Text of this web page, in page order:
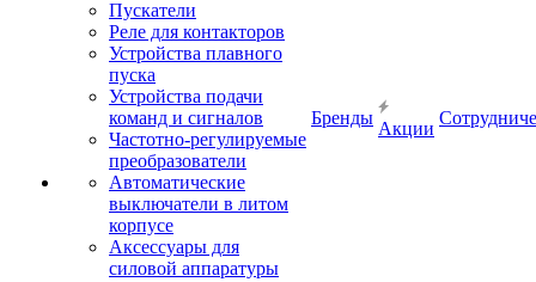
Пускатели
Реле для контакторов
Устройства плавного
пуска
Устройства подачи
команд и сигналов
Частотно-регулируемые
преобразователи
Автоматические
выключатели в литом
корпусе
Аксессуары для
силовой аппаратуры
Бренды
Акции